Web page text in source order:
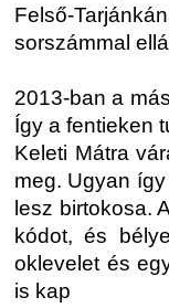
Felső-
sorszámmal
2013-ban a
Így a fentieken
Keleti Mátra
meg. Ugyan
lesz birtokosa.
kódot, és
oklevelet és
is kap